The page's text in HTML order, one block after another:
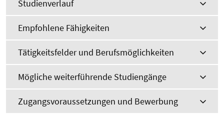
Studienverlauf
Empfohlene Fähigkeiten
Tätigkeitsfelder und Berufsmöglichkeiten
Mögliche weiterführende Studiengänge
Zugangsvoraussetzungen und Bewerbung